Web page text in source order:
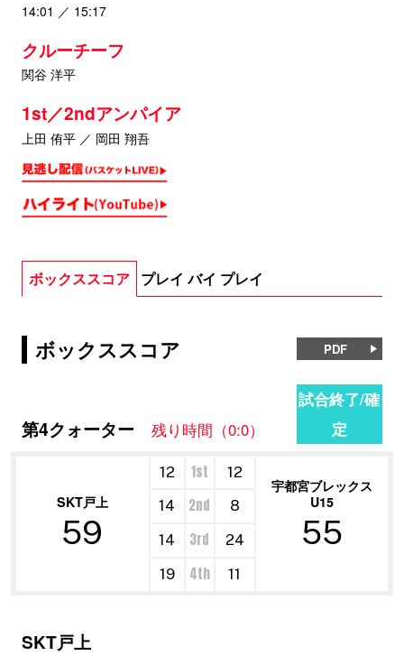
14:01 ／ 15:17
クルーチーフ
関谷 洋平
1st／2ndアンパイア
上田 侑平 ／ 岡田 翔吾
ボックススコア プレイ バイ プレイ
ボックススコア PDF
第4クォーター 残り時間（0:0）
試合終了/確
定
SKT戸上
59
12 1st 12
宇都宮ブレックス
U15
55
14 2nd
8
14
3rd
24
19
4th 11
SKT戸上